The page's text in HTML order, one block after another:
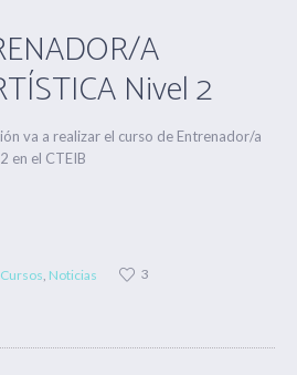
A
Nivel 2
va a realizar el curso de Entrenador/a
en el CTEIB
Cursos Noticias 3